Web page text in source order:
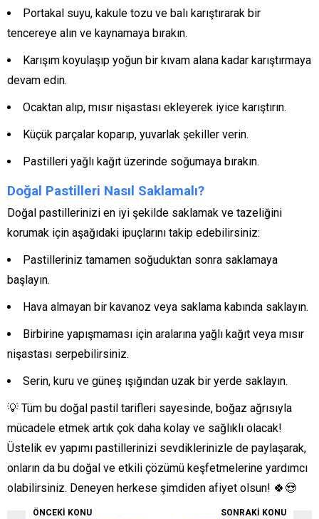
Portakal suyu, kakule tozu ve balı karıştırarak bir
tencereye alın ve kaynamaya bırakın.
Karışım koyulaşıp yoğun bir kıvam alana kadar karıştırmaya
devam edin.
Ocaktan alıp, mısır nişastası ekleyerek iyice karıştırın.
Küçük parçalar koparıp, yuvarlak şekiller verin.
Pastilleri yağlı kağıt üzerinde soğumaya bırakın.
Doğal Pastilleri Nasıl Saklamalı?
Doğal pastillerinizi en iyi şekilde saklamak ve tazeliğini
korumak için aşağıdaki ipuçlarını takip edebilirsiniz:
Pastilleriniz tamamen soğuduktan sonra saklamaya
başlayın.
Hava almayan bir kavanoz veya saklama kabında saklayın.
Birbirine yapışmaması için aralarına yağlı kağıt veya mısır
nişastası serpebilirsiniz.
Serin, kuru ve güneş ışığından uzak bir yerde saklayın.
💡 Tüm bu doğal pastil tarifleri sayesinde, boğaz ağrısıyla
mücadele etmek artık çok daha kolay ve sağlıklı olacak!
Üstelik ev yapımı pastillerinizi sevdiklerinizle de paylaşarak,
onların da bu doğal ve etkili çözümü keşfetmelerine yardımcı
olabilirsiniz. Deneyen herkese şimdiden afiyet olsun! 🍀😍
ÖNCEKİ KONU SONRAKİ KONU